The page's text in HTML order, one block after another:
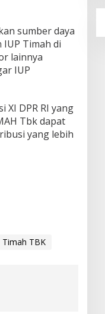
sumber daya
Timah di
lainnya
IUP
DPR RI yang
Tbk dapat
yang lebih
Timah TBK